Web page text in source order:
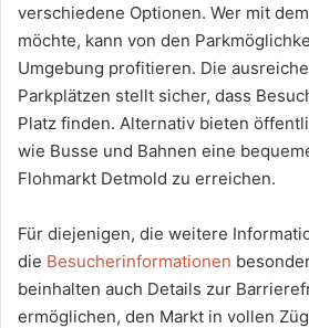
verschiedene Optionen. Wer mit
möchte, kann von den
Umgebung profitieren. Die
Parkplätzen stellt sicher, dass
Platz finden. Alternativ bieten
wie Busse und Bahnen eine
Flohmarkt Detmold zu erreichen.
Für diejenigen, die weitere
die Besucherinformationen
beinhalten auch Details zur
ermöglichen, den Markt in vollen